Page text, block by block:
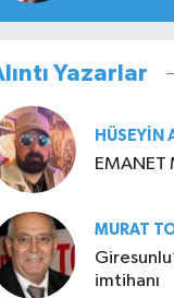
Yazarlar
HÜSEYIN
EMANET
MURAT
imtihanı